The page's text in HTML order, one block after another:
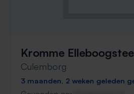
Kromme
Culemborg
3 maanden, 2 weken geleden